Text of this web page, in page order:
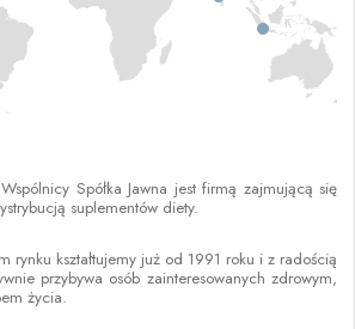
Spółka Jawna jest firmą zajmującą się
suplementów diety.
rynku kształtujemy już od 1991 roku i z radością
przybywa osób zainteresowanych zdrowym,
życia.